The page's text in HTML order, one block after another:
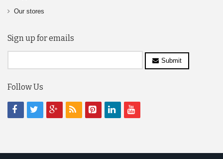
Our stores
Sign up for emails
Submit
Follow Us